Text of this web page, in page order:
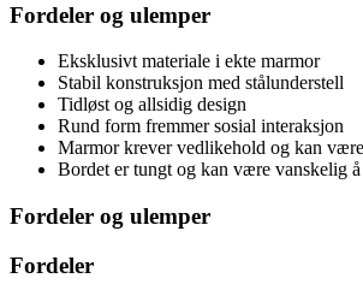
Fordeler og ulemper
Eksklusivt materiale i ekte marmor
Stabil konstruksjon med stålunderstell
Tidløst og allsidig design
Rund form fremmer sosial interaksjon
Marmor krever vedlikehold og kan
Bordet er tungt og kan være vanskelig
Fordeler og ulemper
Fordeler